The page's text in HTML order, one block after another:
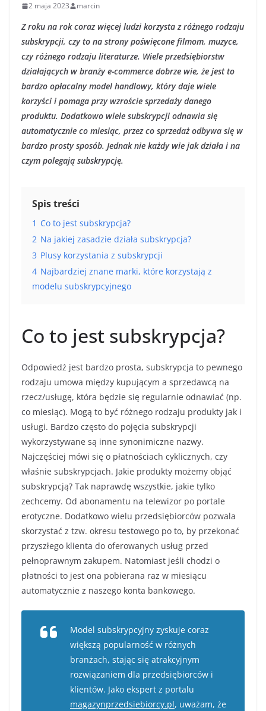
2 maja 2023 marcin
Z roku na rok coraz więcej ludzi korzysta z różnego rodzaju
subskrypcji, czy to na strony poświęcone filmom, muzyce,
czy różnego rodzaju literaturze. Wiele przedsiębiorstw
działających w branży e-commerce dobrze wie, że jest to
bardzo opłacalny model handlowy, który daje wiele
korzyści i pomaga przy wzroście sprzedaży danego
produktu. Dodatkowo wiele subskrypcji odnawia się
automatycznie co miesiąc, przez co sprzedaż odbywa się w
bardzo prosty sposób. Jednak nie każdy wie jak działa i na
czym polegają subskrypcję.
Spis treści
1 Co to jest subskrypcja?
2 Na jakiej zasadzie działa subskrypcja?
3 Plusy korzystania z subskrypcji
4 Najbardziej znane marki, które korzystają z
modelu subskrypcyjnego
Co to jest subskrypcja?
Odpowiedź jest bardzo prosta, subskrypcja to pewnego
rodzaju umowa między kupującym a sprzedawcą na
rzecz/usługę, która będzie się regularnie odnawiać (np.
co miesiąc). Mogą to być różnego rodzaju produkty jak i
usługi. Bardzo często do pojęcia subskrypcji
wykorzystywane są inne synonimiczne nazwy.
Najczęściej mówi się o płatnościach cyklicznych, czy
właśnie subskrypcjach. Jakie produkty możemy objąć
subskrypcją? Tak naprawdę wszystkie, jakie tylko
zechcemy. Od abonamentu na telewizor po portale
erotyczne. Dodatkowo wielu przedsiębiorców pozwala
skorzystać z tzw. okresu testowego po to, by przekonać
przyszłego klienta do oferowanych usług przed
pełnoprawnym zakupem. Natomiast jeśli chodzi o
płatności to jest ona pobierana raz w miesiącu
automatycznie z naszego konta bankowego.
Model subskrypcyjny zyskuje coraz
większą popularność w różnych
branżach, stając się atrakcyjnym
rozwiązaniem dla przedsiębiorców i
klientów. Jako ekspert z portalu
magazynprzedsiebiorcy.pl, uważam, że